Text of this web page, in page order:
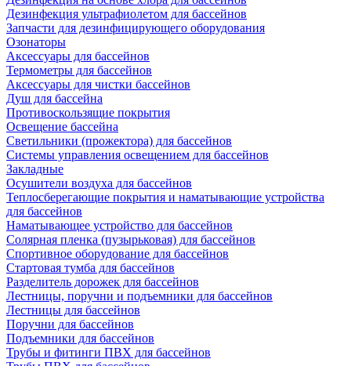
Дезинфекция ультрафиолетом для бассейнов
Запчасти для дезинфицирующего оборудования
Озонаторы
Аксессуары для бассейнов
Термометры для бассейнов
Аксессуары для чистки бассейнов
Душ для бассейна
Противоскользящие покрытия
Освещение бассейна
Светильники (прожектора) для бассейнов
Системы управления освещением для бассейнов
Закладные
Осушители воздуха для бассейнов
Теплосберегающие покрытия и наматывающие устройства
для бассейнов
Наматывающее устройство для бассейнов
Солярная пленка (пузырьковая) для бассейнов
Спортивное оборудование для бассейнов
Стартовая тумба для бассейнов
Разделитель дорожек для бассейнов
Лестницы, поручни и подъемники для бассейнов
Лестницы для бассейнов
Поручни для бассейнов
Подъемники для бассейнов
Трубы и фитинги ПВХ для бассейнов